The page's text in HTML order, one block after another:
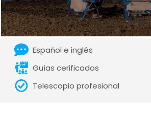
Español e inglés
Guías cerificados
Telescopio profesional